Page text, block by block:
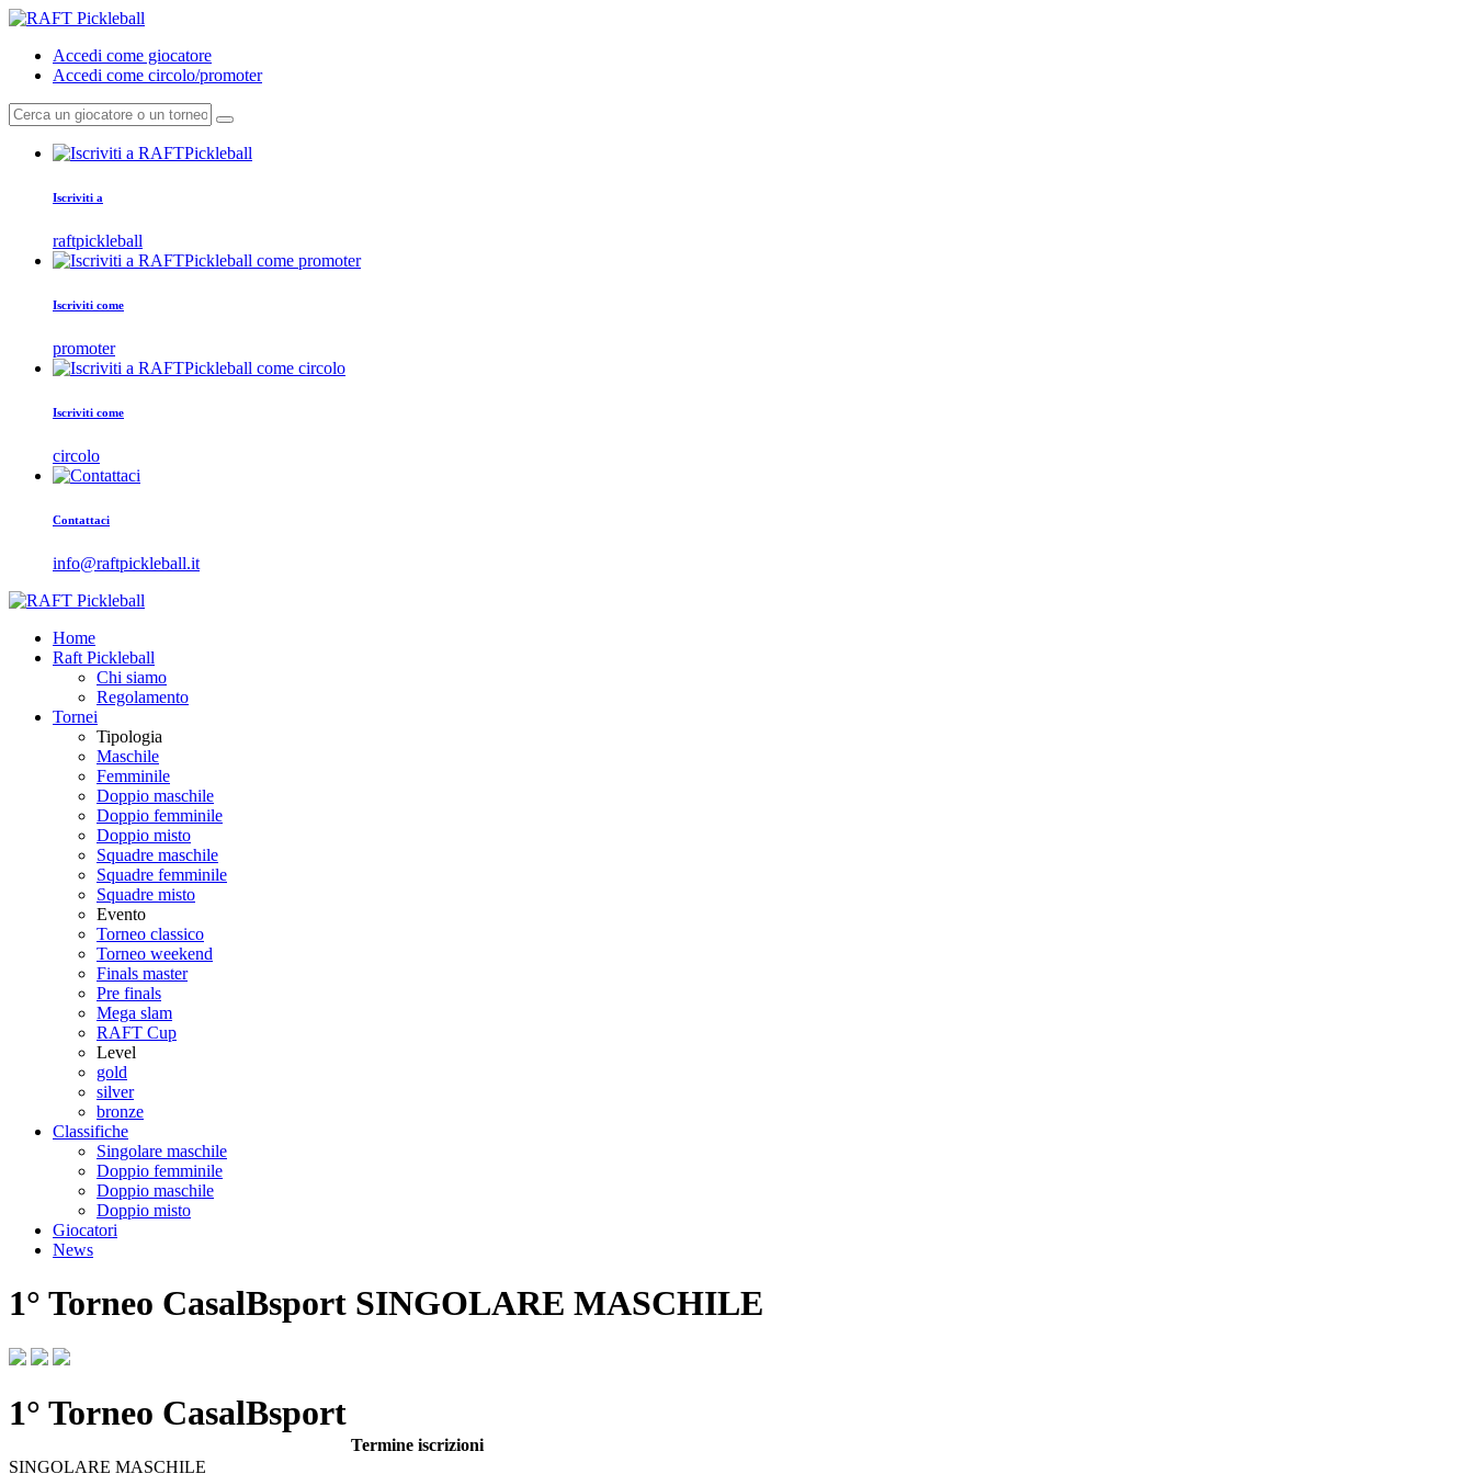
Accedi come giocatore
Accedi come circolo/promoter
Iscriviti a
raftpickleball
Iscriviti come
promoter
Iscriviti come
circolo
Contattaci
info@raftpickleball.it
Home
Raft Pickleball
Chi siamo
Regolamento
Tornei
Tipologia
Maschile
Femminile
Doppio maschile
Doppio femminile
Doppio misto
Squadre maschile
Squadre femminile
Squadre misto
Evento
Torneo classico
Torneo weekend
Finals master
Pre finals
Mega slam
RAFT Cup
Level
gold
silver
bronze
Classifiche
Singolare maschile
Doppio femminile
Doppio maschile
Doppio misto
Giocatori
News
1° Torneo CasalBsport SINGOLARE MASCHILE
1° Torneo CasalBsport
SINGOLARE MASCHILE
Termine iscrizioni